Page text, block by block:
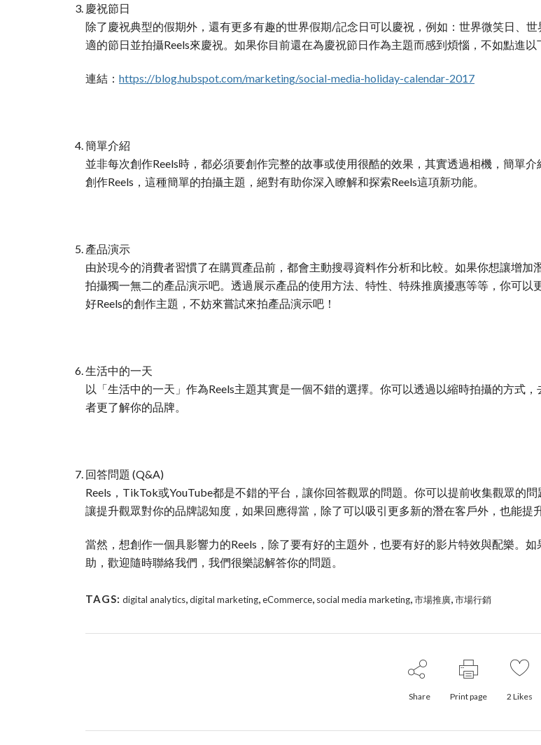
慶祝節日
除了慶祝典型的假期外，還有更多有趣的世界假期/記念日可以慶祝，例如：世界微笑日、
適的節日並拍攝Reels來慶祝。如果你目前還在為慶祝節日作為主題而感到煩惱，不如點進以
連結： https://blog.hubspot.com/marketing/social-media-holiday-calendar-2017
簡單介紹
並非每次創作Reels時，都必須要創作完整的故事或使用很酷的效果，其實透過相機，簡單
創作Reels，這種簡單的拍攝主題，絕對有助你深入瞭解和探索Reels這項新功能。
產品演示
由於現今的消費者習慣了在購買產品前，都會主動搜尋資料作分析和比較。如果你想讓增
拍攝獨一無二的產品演示吧。透過展示產品的使用方法、特性、特殊推廣擾惠等等，你可
好Reels的創作主題，不妨來嘗試來拍產品演示吧！
生活中的一天
以「生活中的一天」作為Reels主題其實是一個不錯的選擇。你可以透過以縮時拍攝的方式
者更了解你的品牌。
回答問題 (Q&A)
Reels，TikTok或YouTube都是不錯的平台，讓你回答觀眾的問題。你可以提前收集觀眾的
讓提升觀眾對你的品牌認知度，如果回應得當，除了可以吸引更多新的潛在客戶外，也能提
當然，想創作一個具影響力的Reels，除了要有好的主題外，也要有好的影片特效與配樂。
助，歡迎隨時聯絡我們，我們很樂認解答你的問題。
TAGS: digital analytics digital marketing eCommerce social media marketing 市場推廣 市場行銷
Share Print page 2 Likes